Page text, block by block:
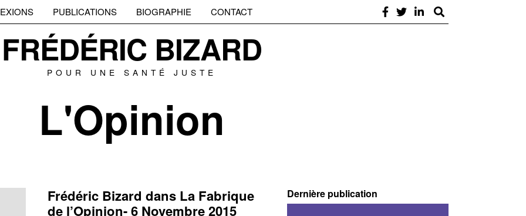
PUBLICATIONS BIOGRAPHIE CONTACT
FRÉDÉRIC BIZARD
POUR UNE SANTÉ JUSTE
L'Opinion
Frédéric Bizard dans La Fabrique
de l’Opinion- 6 Novembre 2015
Dernière publication